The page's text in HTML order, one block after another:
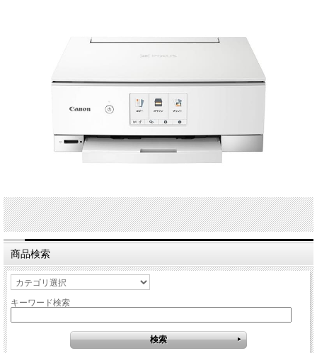
商品検索
キーワード検索